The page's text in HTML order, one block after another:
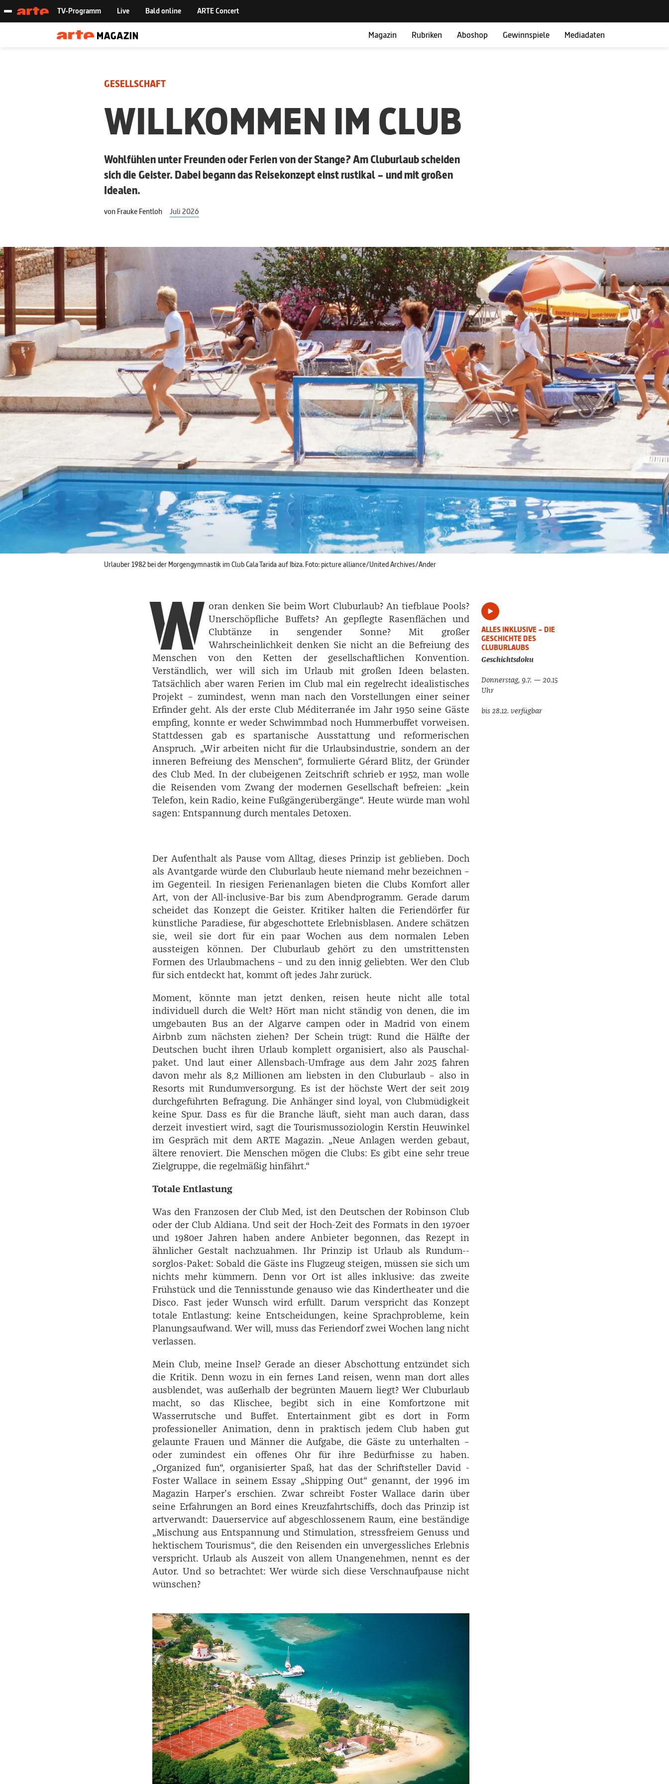
Magazin Rubriken Aboshop Gewinnspiele Mediadaten
GESELLSCHAFT
WILLKOMMEN IM CLUB
Wohlfühlen unter Freunden oder Ferien von der Stange? Am Cluburlaub scheiden
sich die Geister. Dabei begann das Reisekonzept einst rustikal – und mit großen
Idealen.
vonFrauke Fentloh Juli 2026
Urlauber 1982 bei der Morgen­gymnastik im Club Cala Tarida auf Ibiza. Foto: picture alliance/United Archives/Ander
W oran denken Sie beim Wort Cluburlaub? An tiefblaue Pools?
Unerschöpfliche Buffets? An gepflegte Rasenflächen und
Clubtänze in sengender Sonne? Mit großer
Wahrscheinlichkeit denken Sie nicht an die Befreiung des
Menschen von den Ketten der gesellschaftlichen Konvention.
Verständlich, wer will sich im Urlaub mit großen Ideen belasten.
Tatsächlich aber waren Ferien im Club mal ein regelrecht idealistisches
Projekt – zumindest, wenn man nach den Vorstellungen einer seiner
Erfinder geht. Als der erste Club ­Méditerranée im Jahr 1950 seine Gäste
empfing, konnte er weder Schwimmbad noch Hummerbuffet vorweisen.
Stattdessen gab es spartanische Ausstattung und reformerischen
Anspruch. „Wir arbeiten nicht für die Urlaubsindustrie, sondern an der
inneren Befreiung des Menschen“, formulierte ­Gérard Blitz, der Gründer
des Club Med. In der clubeigenen Zeitschrift schrieb er 1952, man wolle
die Reisenden vom Zwang der modernen Gesellschaft befreien: „kein
Telefon, kein Radio, keine Fußgängerübergänge“. Heute würde man wohl
sagen: Entspannung durch mentales Detoxen.
ALLES INKLUSIVE – DIE
GESCHICHTE DES
CLUBURLAUBS
Geschichtsdoku
Donnerstag, 9.7. — 20.15
Uhr
bis 28.12. verfügbar
Der Aufenthalt als Pause vom Alltag, dieses Prinzip ist geblieben. Doch
als Avantgarde würde den Cluburlaub heute niemand mehr bezeichnen –
im Gegenteil. In riesigen Ferienanlagen bieten die Clubs Komfort aller
Art, von der All-inclusive-Bar bis zum Abendprogramm. Gerade darum
scheidet das Konzept die Geister. Kritiker halten die Feriendörfer für
künstliche Paradiese, für abgeschottete Erlebnisblasen. Andere schätzen
sie, weil sie dort für ein paar Wochen aus dem normalen Leben
aussteigen können. Der Cluburlaub gehört zu den umstrittensten
Formen des Urlaubmachens – und zu den innig geliebten. Wer den Club
für sich entdeckt hat, kommt oft jedes Jahr zurück.
Moment, könnte man jetzt denken, reisen heute nicht alle total
individuell durch die Welt? Hört man nicht ständig von denen, die im
umgebauten Bus an der Algarve campen oder in Madrid von einem
Airbnb zum nächsten ziehen? Der Schein trügt: Rund die Hälfte der
Deutschen bucht ihren Urlaub komplett organisiert, also als Pauschal­
paket. Und laut einer Allensbach-Umfrage aus dem Jahr 2025 fahren
davon mehr als 8,2 Millionen am liebsten in den Cluburlaub – also in
Resorts mit Rundum­versorgung. Es ist der höchste Wert der seit 2019
durchgeführten Befragung. Die Anhänger sind loyal, von Clubmüdigkeit
keine Spur. Dass es für die Branche läuft, sieht man auch daran, dass
derzeit investiert wird, sagt die Tourismussoziologin ­Kerstin ­Heuwinkel
im Gespräch mit dem ­ARTE ­Magazin. „Neue Anlagen werden gebaut,
ältere renoviert. Die Menschen mögen die Clubs: Es gibt eine sehr treue
Zielgruppe, die regelmäßig hinfährt.“
Totale Entlastung
Was den Franzosen der Club Med, ist den Deutschen der Robinson Club
oder der Club Aldiana. Und seit der Hoch-Zeit des Formats in den 1970er
und 1980er Jahren haben andere Anbieter begonnen, das Rezept in
ähnlicher Gestalt nachzuahmen. Ihr Prinzip ist Urlaub als Rundum-­
sorglos-­Paket: Sobald die Gäste ins Flugzeug steigen, müssen sie sich um
nichts mehr kümmern. Denn vor Ort ist alles inklusive: das zweite
Frühstück und die Tennisstunde genauso wie das Kindertheater und die
Disco. Fast jeder Wunsch wird erfüllt. Darum verspricht das Konzept
totale Entlastung: keine Entscheidungen, keine Sprachprobleme, kein
Planungsaufwand. Wer will, muss das Feriendorf zwei Wochen lang nicht
verlassen.
Mein Club, meine Insel? Gerade an dieser Abschottung entzündet sich
die Kritik. Denn wozu in ein fernes Land reisen, wenn man dort alles
ausblendet, was außerhalb der begrünten Mauern liegt? Wer Cluburlaub
macht, so das Klischee, begibt sich in eine Komfortzone mit
Wasserrutsche und Buffet. Entertainment gibt es dort in Form
professioneller Animation, denn in praktisch jedem Club haben gut
gelaunte Frauen und Männer die Aufgabe, die Gäste zu unterhalten –
oder zumindest ein offenes Ohr für ihre Bedürfnisse zu haben.
„Organized fun“, organisierter Spaß, hat das der Schriftsteller ­David ­
Foster ­Wallace in seinem Essay „Shipping Out“ genannt, der 1996 im
Magazin Harper’s erschien. Zwar schreibt ­Foster ­Wallace darin über
seine Erfahrungen an Bord eines Kreuzfahrtschiffs, doch das Prinzip ist
artverwandt: Dauerservice auf abgeschlossenem Raum, eine beständige
„Mischung aus Entspannung und Stimulation, stressfreiem Genuss und
hektischem Tourismus“, die den Reisenden ein unvergessliches Erlebnis
verspricht. Urlaub als Auszeit von allem Unangenehmen, nennt es der
Autor. Und so betrachtet: Wer würde sich diese Verschnaufpause nicht
wünschen?